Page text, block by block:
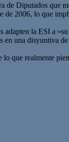
de Diputados que
2006, lo que
la ESI a
una disyuntiva
que realmente